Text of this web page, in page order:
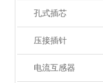
孔式插芯
压接插针
电流互感器